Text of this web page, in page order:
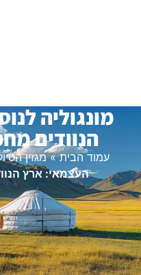
מונגוליה
הנוודים
עמוד הבית»מגזין
העצמאי: ארץ